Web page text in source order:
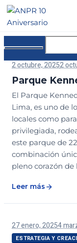
2 octubre, 20252
Parque
El Parque
Lima, es uno de
locales como
privilegiada,
este parque de
combinación
pleno corazón de
Leer más
27 enero, 20254
ESTRATEGIA Y